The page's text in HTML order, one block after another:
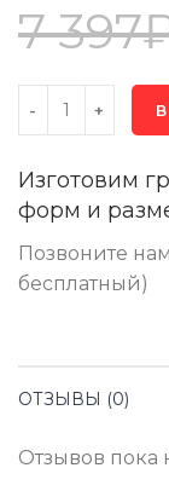
7 397
Изготовим
форм и
Позвоните
бесплатный)
ОТЗЫВЫ (0)
Отзывов пока